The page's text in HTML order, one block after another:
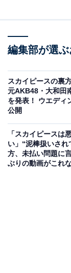
編集部が選
スカイピースの裏
元AKB48・大和田
を発表！ ウエディ
公開
「スカイピースは
い」“泥棒扱いされ
方、未払い問題に
ぶりの動画がこれ